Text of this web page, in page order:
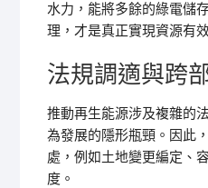
水力，能將多餘的綠電儲
理，才是真正實現資源有
法規調適與跨
推動再生能源涉及複雜的
為發展的隱形瓶頸。因此
處，例如土地變更編定、
度。